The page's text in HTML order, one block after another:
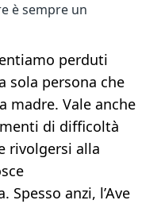
è sempre un
perduti
sola persona che
madre. Vale anche
di difficoltà
rivolgersi alla
Spesso anzi, l’Ave